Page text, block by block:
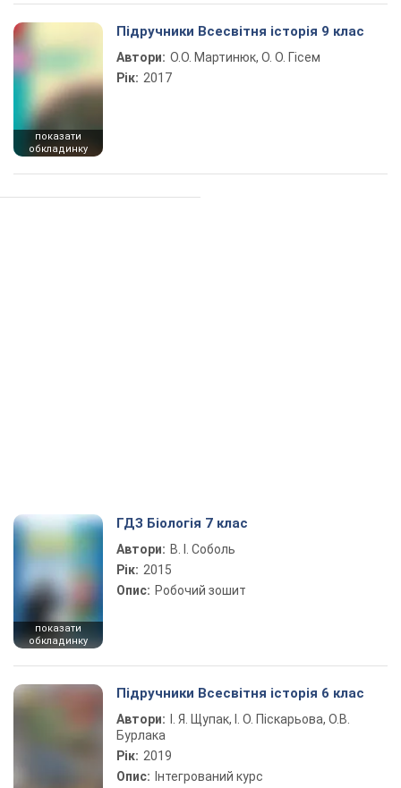
показати
обкладинку
Підручники Всесвітня історія 9 клас
Автори: О.О. Мартинюк, О. О. Гісем
Рік: 2017
показати
обкладинку
ГДЗ Біологія 7 клас
Автори: В. І. Соболь
Рік: 2015
Опис: Робочий зошит
Підручники Всесвітня історія 6 клас
Автори:
І. Я. Щупак, І. О. Піскарьова, О.В.
Бурлака
Рік: 2019
Опис: Інтегрований курс